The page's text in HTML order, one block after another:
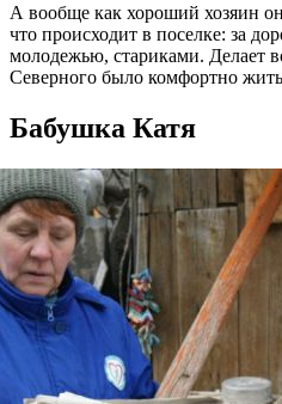
А вообще как хороший хозяин он
что происходит в поселке: за
молодежью, стариками. Делает
Северного было комфортно
Бабушка Катя